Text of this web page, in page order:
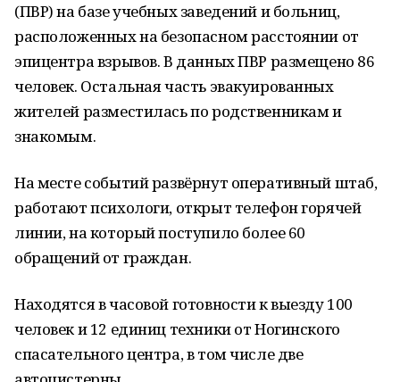
(ПВР) на базе учебных заведений и больниц,
расположенных на безопасном расстоянии от
эпицентра взрывов. В данных ПВР размещено 86
человек. Остальная часть эвакуированных
жителей разместилась по родственникам и
знакомым.
На месте событий развёрнут оперативный штаб,
работают психологи, открыт телефон горячей
линии, на который поступило более 60
обращений от граждан.
Находятся в часовой готовности к выезду 100
человек и 12 единиц техники от Ногинского
спасательного центра, в том числе две